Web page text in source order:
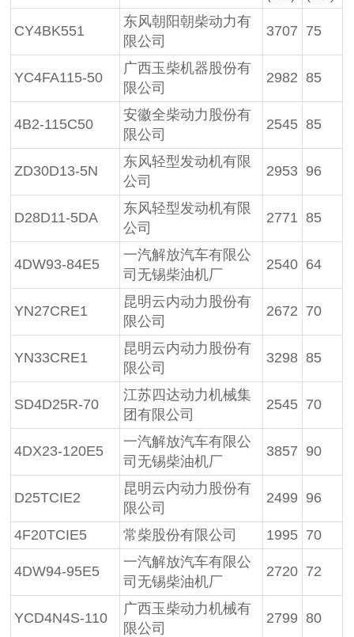
CY4BK551
东风朝阳朝柴动力有
限公司
3707 75
YC4FA115-50
广西玉柴机器股份有
限公司
2982 85
4B2-115C50
安徽全柴动力股份有
限公司
2545 85
ZD30D13-5N
东风轻型发动机有限
公司
2953 96
D28D11-5DA
东风轻型发动机有限
公司
2771 85
4DW93-84E5
一汽解放汽车有限公
司无锡柴油机厂
2540 64
YN27CRE1
昆明云内动力股份有
限公司
2672 70
YN33CRE1
昆明云内动力股份有
限公司
3298 85
SD4D25R-70
江苏四达动力机械集
团有限公司
2545 70
4DX23-120E5
一汽解放汽车有限公
司无锡柴油机厂
3857 90
D25TCIE2
昆明云内动力股份有
限公司
2499 96
4F20TCIE5 常柴股份有限公司 1995 70
4DW94-95E5
一汽解放汽车有限公
司无锡柴油机厂
2720 72
YCD4N4S-110
广西玉柴动力机械有
限公司
2799 80